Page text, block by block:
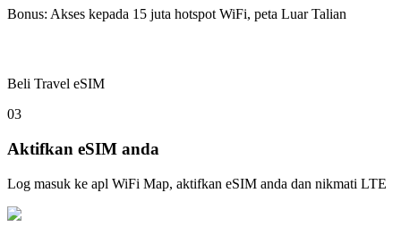
Bonus: Akses kepada 15 juta hotspot WiFi, peta Luar Talian
Beli Travel eSIM
03
Aktifkan eSIM anda
Log masuk ke apl WiFi Map, aktifkan eSIM anda dan nikmati LTE